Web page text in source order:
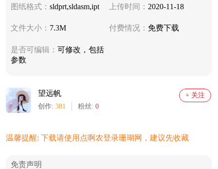
图纸格式： sldprt,sldasm,ipt 上传时间： 2020-11-18
文件大小： 7.3M 付费情况： 免费下载
是否可编辑： 可修改，包括
参数
望远帆
创作: 381 粉丝: 0
+ 关注
温馨提醒: 下载请使用点啊农登录珊瑚网，建议先收藏
免责声明